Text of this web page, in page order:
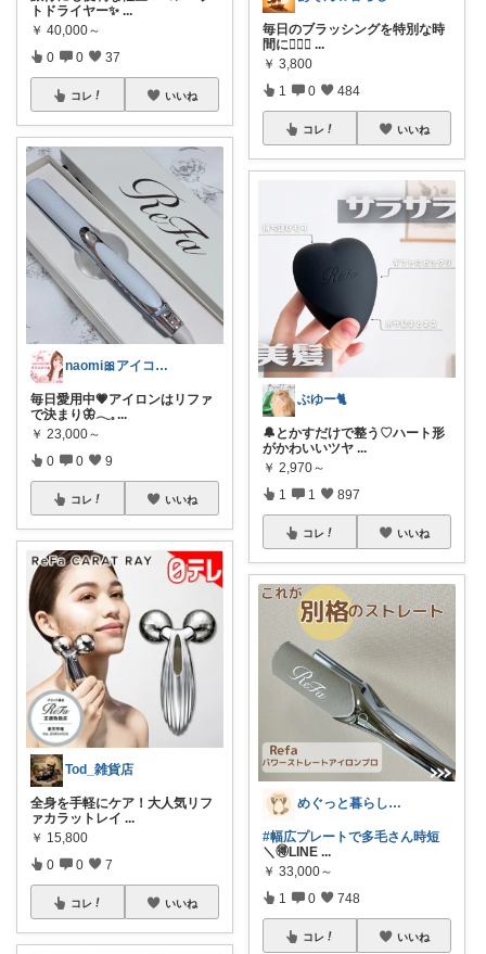
トドライヤー✨ ...
￥ 40,000～
0 0 37
コレ いいね
naomi🎀アイコン変えました🫧
毎日愛用中💗アイロンはリファ
で決まり🦋𓂃𓈒 ...
￥ 23,000～
0 0 9
コレ いいね
Tod_雑貨店
全身を手軽にケア！大人気リフ
ァカラットレイ ...
￥ 15,800
0 0 7
コレ いいね
毎日のブラッシングを特別な時
間に💆‍♀️✨ ...
￥ 3,800
1 0 484
コレ いいね
ぶゆー🐈
🔔とかすだけで整う♡ハート形
がかわいいツヤ ...
￥ 2,970～
1 1 897
コレ いいね
めぐっと暮らし🍋朝コレ&いいね周り
#幅広プレートで多毛さん時短
＼🉐LINE ...
￥ 33,000～
1 0 748
コレ いいね